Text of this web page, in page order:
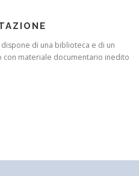
dispone di una biblioteca e di un
con materiale documentario inedito